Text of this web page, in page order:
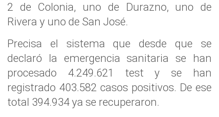
2 de Colonia, uno de Durazno, uno de
Rivera y uno de San José.
Precisa el sistema que desde que se
declaró la emergencia sanitaria se han
procesado 4.249.621 test y se han
registrado 403.582 casos positivos. De ese
total 394.934 ya se recuperaron.